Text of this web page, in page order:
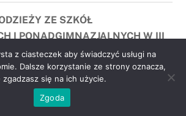
ZE SZKÓŁ
I PONADGIMNAZJALNYCH W III
ze szkół gimnazjalnych i
przystąpiła do konkursu III
z ciasteczek aby świadczyć usługi na
Dalsze korzystanie ze strony oznacza,
zgadzasz się na ich użycie.
Zgoda